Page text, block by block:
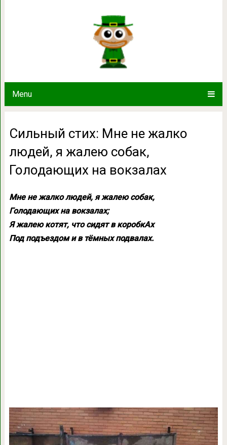
Menu
Сильный стих: Мне не жалко
Сильный стих: Мне не жалко
людей, я жалею собак,
Голодающих на вокзалах
Мне не жалко людей, я жалею собак,
Голодающих на вокзалах;
Я жалею котят, что сидят в коробкАх
Под подъездом и в тёмных подвалах.